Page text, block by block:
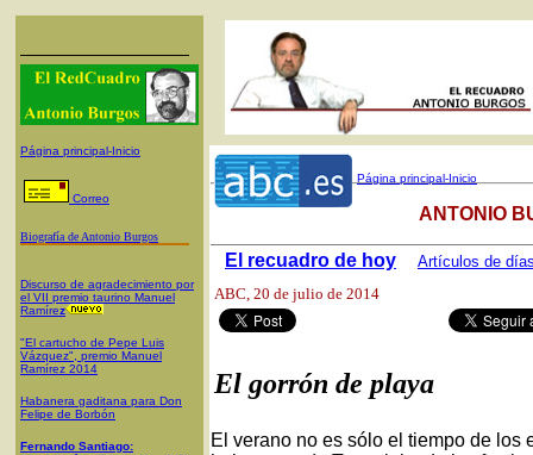
Página principal-Inicio
Correo
Biografía de Antonio Burgos
Discurso de agradecimiento por
el VII premio taurino Manuel
Ramírez
"El cartucho de Pepe Luis
Vázquez", premio Manuel
Ramírez 2014
Habanera gaditana para Don
Felipe de Borbón
Fernando Santiago:
Página principal-Inicio
El recuadro de hoy Artículos de
ANTONIO
ABC, 20 de julio de 2014
El gorrón de playa
El verano no es sólo el tiempo de los